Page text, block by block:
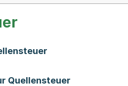
Quellensteuer